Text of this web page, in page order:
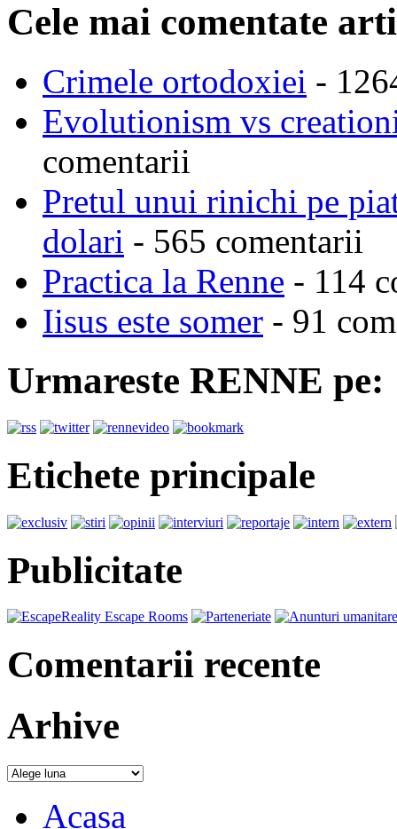
Cele mai comentate
Crimele ortodoxiei -
Evolutionism vs
comentarii
Pretul unui rinichi pe
dolari - 565 comentarii
Practica la Renne - 114
Iisus este somer - 91
Urmareste RENNE pe:
Etichete principale
Publicitate
Comentarii recente
Arhive
Acasa